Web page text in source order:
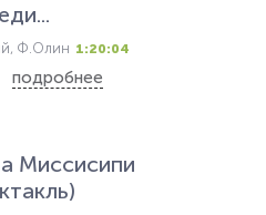
Ф.Олин 1:20:04
подробнее
Миссисипи